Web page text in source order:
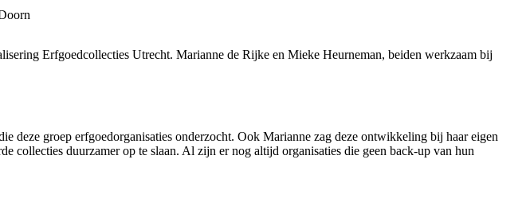
Erfgoedcollecties Utrecht. Marianne de Rijke en Mieke Heurneman, beiden werkzaam bij
deze groep erfgoedorganisaties onderzocht. Ook Marianne zag deze ontwikkeling bij haar eigen
collecties duurzamer op te slaan. Al zijn er nog altijd organisaties die geen back-up van hun